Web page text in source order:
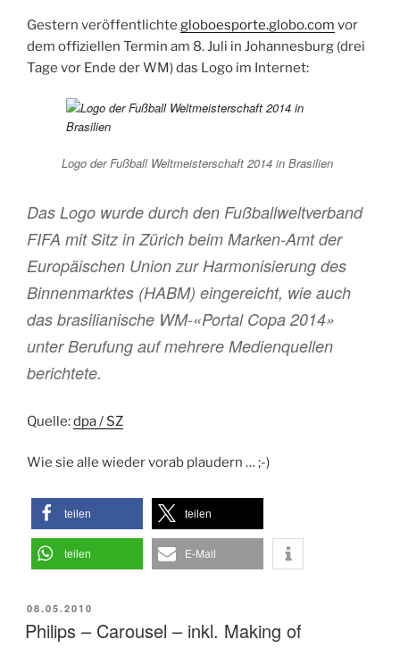
Gestern veröffentlichte globoesporte.globo.com vor
dem offiziellen Termin am 8. Juli in Johannesburg (drei
Tage vor Ende der WM) das Logo im Internet:
Logo der Fußball Weltmeisterschaft 2014 in Brasilien
Das Logo wurde durch den Fußballweltverband
FIFA mit Sitz in Zürich beim Marken-Amt der
Europäischen Union zur Harmonisierung des
Binnenmarktes (HABM) eingereicht, wie auch
das brasilianische WM-«Portal Copa 2014»
unter Berufung auf mehrere Medienquellen
berichtete.
Quelle:dpa / SZ
Wie sie alle wieder vorab plaudern … ;-)
teilen teilen
teilen E-Mail
VERÖFFENTLICHT
AM
08.05.2010
Philips – Carousel – inkl. Making of